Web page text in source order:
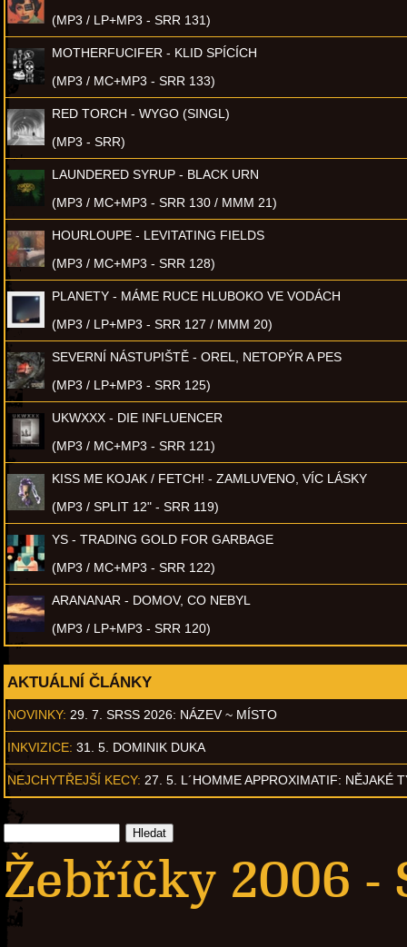
(MP3 / LP+MP3 - SRR 131)
MOTHERFUCIFER - KLID SPÍCÍCH
(MP3 / MC+MP3 - SRR 133)
RED TORCH - WYGO (SINGL)
(MP3 - SRR)
LAUNDERED SYRUP - BLACK URN
(MP3 / MC+MP3 - SRR 130 / MMM 21)
HOURLOUPE - LEVITATING FIELDS
(MP3 / MC+MP3 - SRR 128)
PLANETY - MÁME RUCE HLUBOKO VE VODÁCH
(MP3 / LP+MP3 - SRR 127 / MMM 20)
SEVERNÍ NÁSTUPIŠTĚ - OREL, NETOPÝR A PES
(MP3 / LP+MP3 - SRR 125)
UKWXXX - DIE INFLUENCER
(MP3 / MC+MP3 - SRR 121)
KISS ME KOJAK / FETCH! - ZAMLUVENO, VÍC LÁSKY
(MP3 / SPLIT 12" - SRR 119)
YS - TRADING GOLD FOR GARBAGE
(MP3 / MC+MP3 - SRR 122)
ARANANAR - DOMOV, CO NEBYL
(MP3 / LP+MP3 - SRR 120)
AKTUÁLNÍ ČLÁNKY
NOVINKY: 29. 7. SRSS 2026: NÁZEV ~ MÍSTO
INKVIZICE: 31. 5. DOMINIK DUKA
NEJCHYTŘEJŠÍ KECY: 27. 5. L´HOMME APPROXIMATIF: NĚJAKÉ
Žebříčky 2006 -